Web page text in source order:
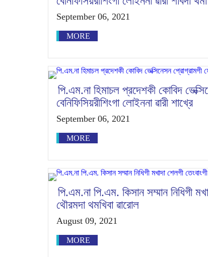
September 06, 2021
MORE
পি.এম.না হিমাচল প্রদেশকী কোবিদ
বেনিফিসিয়রীশিংগা লোইননা ৱারী শাখ্রে
September 06, 2021
MORE
পি.এম.না পি.এম. কিসান সম্মান নিধিগী
থৌরমদা থমখিবা ৱারোল
August 09, 2021
MORE